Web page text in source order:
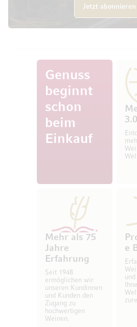
Jetzt abonnieren
Genuss
beginnt
schon
beim
Einkauf
Mehr als 75
Jahre
Erfahrung
Seit 1948
ermöglichen wir
unseren Kundinnen
und Kunden den
Zugang zu
hochwertigen
Weinen.
e